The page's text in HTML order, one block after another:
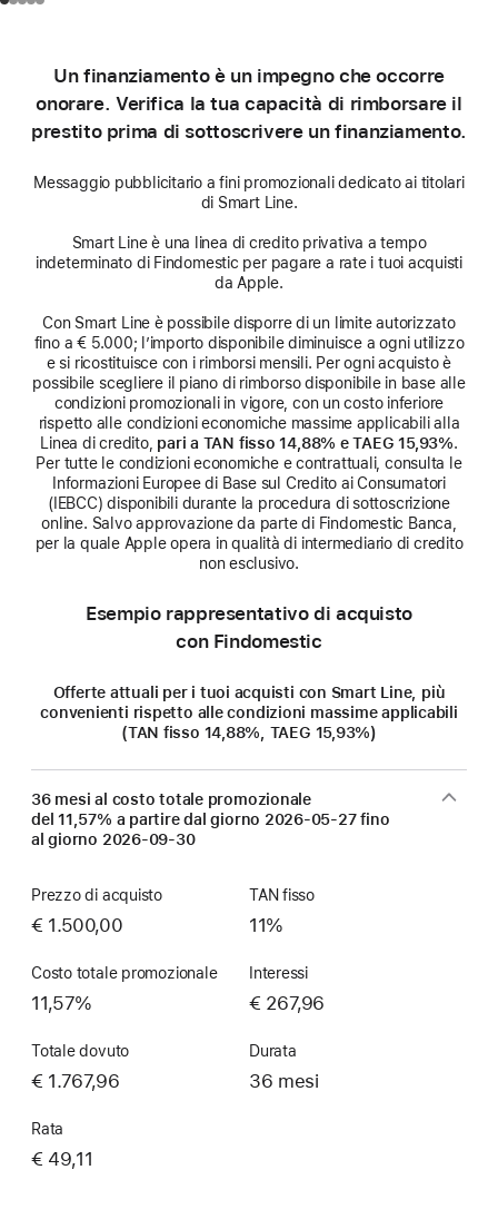
Un finanziamento è un impegno che occorre
onorare. Verifica la tua capacità di rimborsare il
prestito prima di sottoscrivere un finanziamento.
Messaggio pubblicitario a fini promozionali dedicato ai titolari
di Smart Line.
Smart Line è una linea di credito privativa a tempo
indeterminato di Findomestic per pagare a rate i tuoi acquisti
da Apple.
Con Smart Line è possibile disporre di un limite autorizzato
fino a € 5.000; l’importo disponibile diminuisce a ogni utilizzo
e si ricostituisce con i rimborsi mensili. Per ogni acquisto è
possibile scegliere il piano di rimborso disponibile in base alle
condizioni promozionali in vigore, con un costo inferiore
rispetto alle condizioni economiche massime applicabili alla
Linea di credito, pari a TAN fisso 14,88% e TAEG 15,93%.
Per tutte le condizioni economiche e contrattuali, consulta le
Informazioni Europee di Base sul Credito ai Consumatori
(IEBCC) disponibili durante la procedura di sottoscrizione
online. Salvo approvazione da parte di Findomestic Banca,
per la quale Apple opera in qualità di intermediario di credito
non esclusivo.
Esempio rappresentativo di acquisto
con Findomestic
Offerte attuali per i tuoi acquisti con Smart Line, più
convenienti rispetto alle condizioni massime applicabili
(TAN fisso 14,88%, TAEG 15,93%)
36 mesi al costo totale promozionale
del 11,57% a partire dal giorno 2026-05-27fino
al giorno 2026-09-30
Prezzo di acquisto
€ 1.500,00
TAN fisso
11%
Costo totale promozionale
11,57%
Interessi
€ 267,96
Totale dovuto
€ 1.767,96
Durata
36 mesi
Rata
€ 49,11